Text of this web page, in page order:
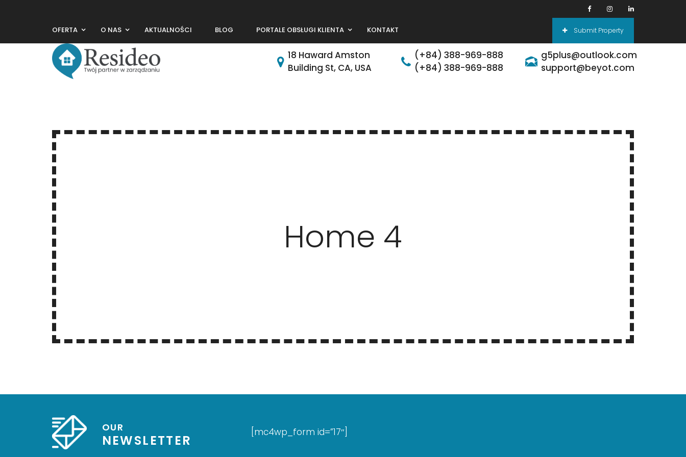
OFERTA O NAS AKTUALNOŚCI BLOG PORTALE OBSŁUGI KLIENTA KONTAKT Submit Property
18 Haward Amston
Building St, CA, USA
(+84) 388-969-888
(+84) 388-969-888
g5plus@outlook.com
support@beyot.com
Home 4
OUR
NEWSLETTER
[mc4wp_form id=”17″]